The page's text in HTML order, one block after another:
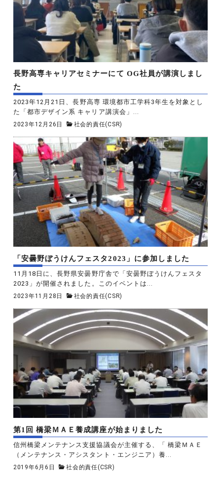
長野高専キャリアセミナーにて OG社員が講演しまし
た
2023年12月21日、長野高専 環境都市工学科3年生を対象とし
た「都市デザイン系 キャリア講演会」...
2023年12月26日 社会的責任(CSR)
「安曇野ぼうけんフェスタ2023」に参加しました
11月18日に、長野県安曇野庁舎で「安曇野ぼうけんフェスタ
2023」が開催されました。このイベントは...
2023年11月28日 社会的責任(CSR)
第1回 橋梁ＭＡＥ養成講座が始まりました
信州橋梁メンテナンス支援協議会が主催する、「 橋梁ＭＡＥ
（メンテナンス・アシスタント・エンジニア）養...
2019年6月6日 社会的責任(CSR)